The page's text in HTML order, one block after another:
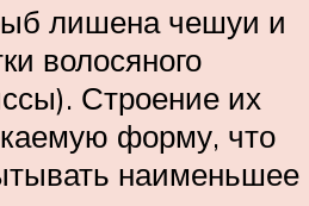
лишена чешуи и
волосяного
Строение их
форму, что
наименьшее